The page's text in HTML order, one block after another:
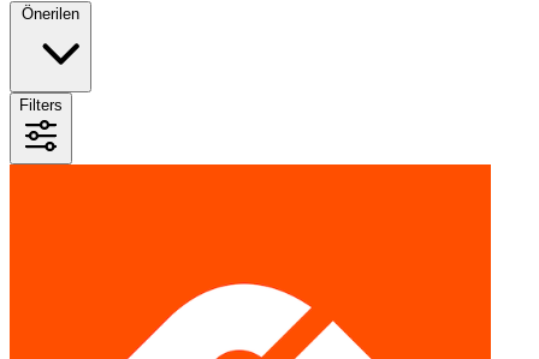
Filters